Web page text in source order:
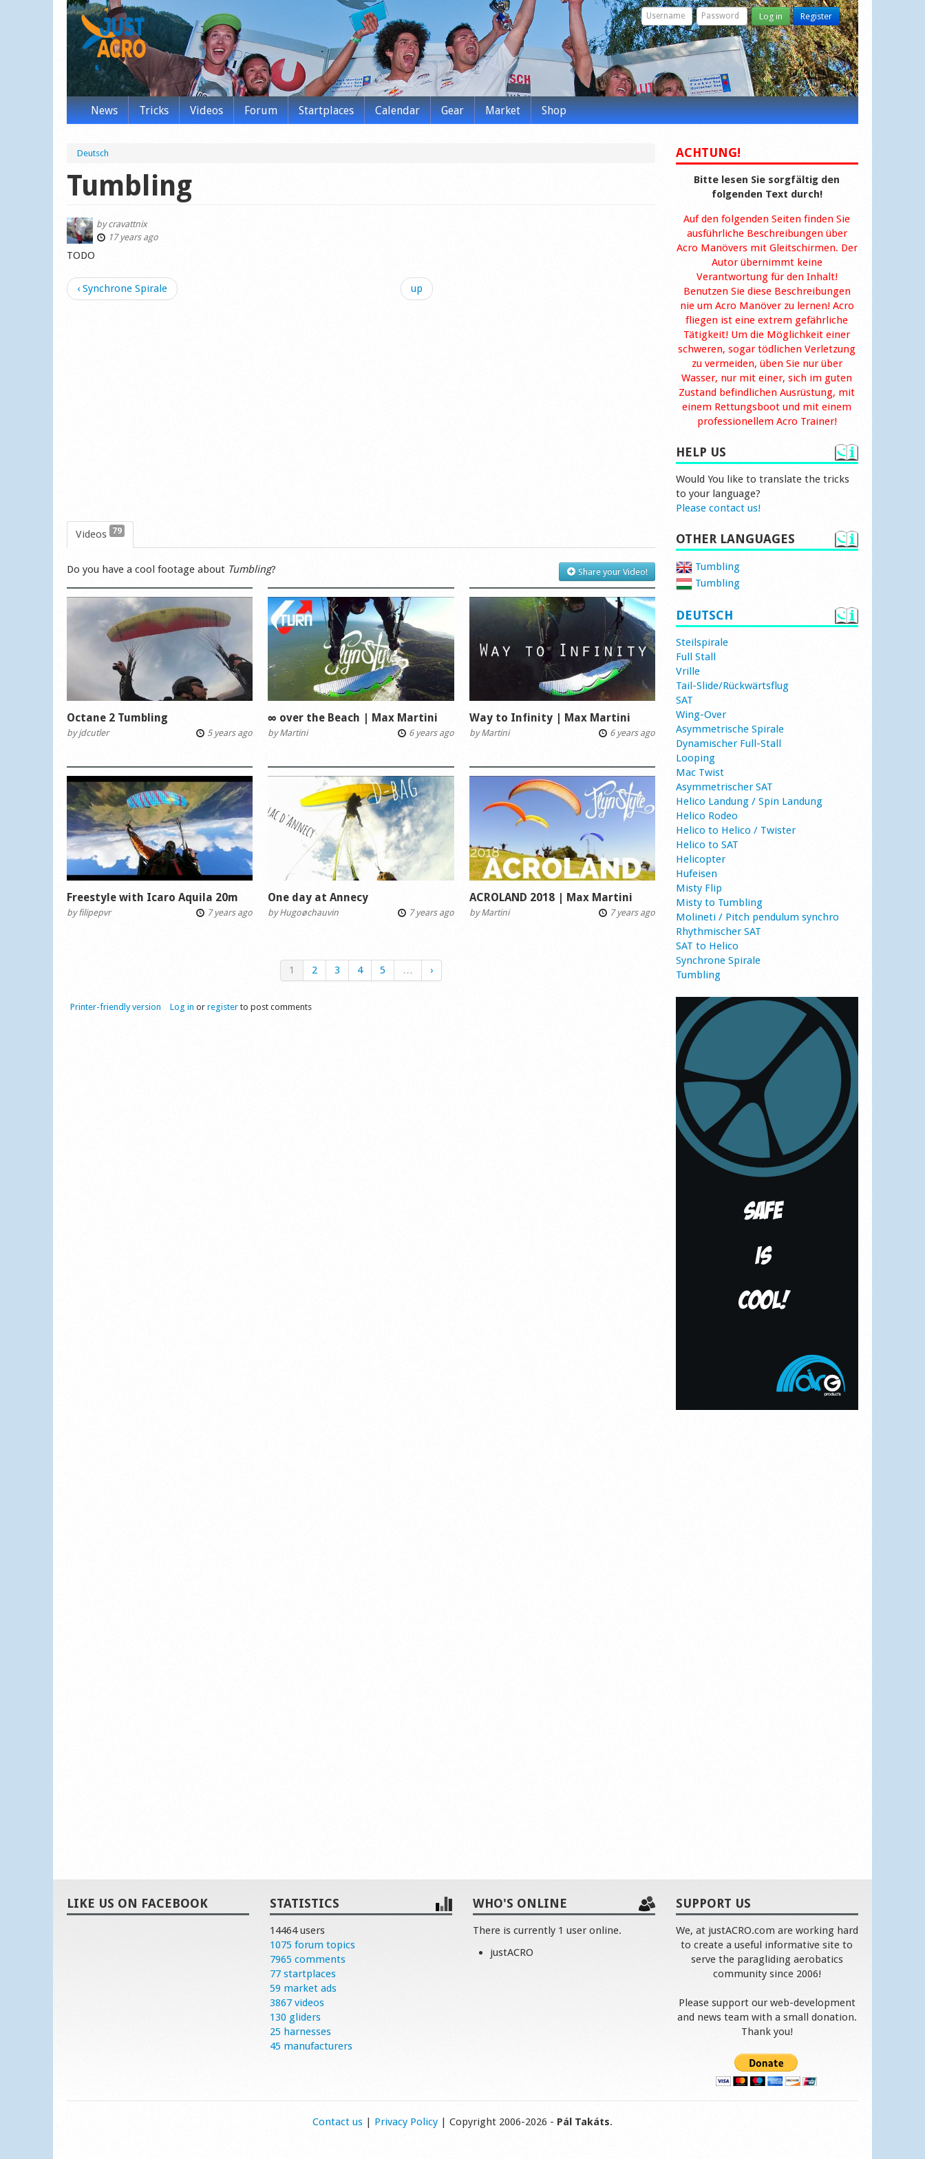
Log in Register
News Tricks Videos Forum Startplaces Calendar Gear Market Shop
Deutsch
Tumbling
bycravattnix
17 years ago
TODO
‹ Synchrone Spirale up
Videos 79
Share your Video!
Do you have a cool footage about Tumbling?
Octane 2 Tumbling
byjdcutler 5 years ago
∞ over the Beach | Max Martini
byMartini 6 years ago
Way to Infinity | Max Martini
byMartini 6 years ago
Freestyle with Icaro Aquila 20m
byfilipepvr 7 years ago
One day at Annecy
byHugoøchauvin 7 years ago
ACROLAND 2018 | Max Martini
byMartini 7 years ago
1 2 3 4 5 … ›
Printer-friendly version Log in or register to post comments
ACHTUNG!
Bitte lesen Sie sorgfältig den
folgenden Text durch!
Auf den folgenden Seiten finden Sie
ausführliche Beschreibungen über
Acro Manövers mit Gleitschirmen. Der
Autor übernimmt keine
Verantwortung für den Inhalt!
Benutzen Sie diese Beschreibungen
nie um Acro Manöver zu lernen! Acro
fliegen ist eine extrem gefährliche
Tätigkeit! Um die Möglichkeit einer
schweren, sogar tödlichen Verletzung
zu vermeiden, üben Sie nur über
Wasser, nur mit einer, sich im guten
Zustand befindlichen Ausrüstung, mit
einem Rettungsboot und mit einem
professionellem Acro Trainer!
HELP US
Would You like to translate the tricks
to your language?
Please contact us!
OTHER LANGUAGES
Tumbling
Tumbling
DEUTSCH
Steilspirale
Full Stall
Vrille
Tail-Slide/Rückwärtsflug
SAT
Wing-Over
Asymmetrische Spirale
Dynamischer Full-Stall
Looping
Mac Twist
Asymmetrischer SAT
Helico Landung / Spin Landung
Helico Rodeo
Helico to Helico / Twister
Helico to SAT
Helicopter
Hufeisen
Misty Flip
Misty to Tumbling
Molineti / Pitch pendulum synchro
Rhythmischer SAT
SAT to Helico
Synchrone Spirale
Tumbling
LIKE US ON FACEBOOK STATISTICS
14464 users
1075 forum topics
7965 comments
77 startplaces
59 market ads
3867 videos
130 gliders
25 harnesses
45 manufacturers
WHO'S ONLINE
There is currently 1 user online.
justACRO
SUPPORT US
We, at justACRO.com are working hard
to create a useful informative site to
serve the paragliding aerobatics
community since 2006!
Please support our web-development
and news team with a small donation.
Thank you!
Contact us | Privacy Policy | Copyright 2006-2026 - Pál Takáts.